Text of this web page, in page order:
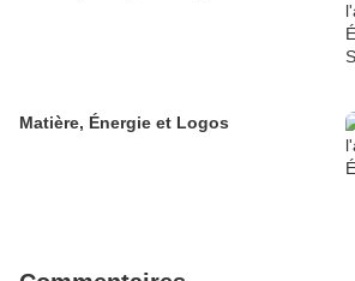
Matière, Énergie et Logos